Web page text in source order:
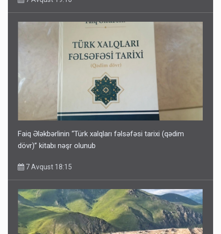
Faiq Ələkbərlinin “Türk xalqları fəlsəfəsi tarixi (qədim
dövr)” kitabı nəşr olunub
7 Avqust 18:15